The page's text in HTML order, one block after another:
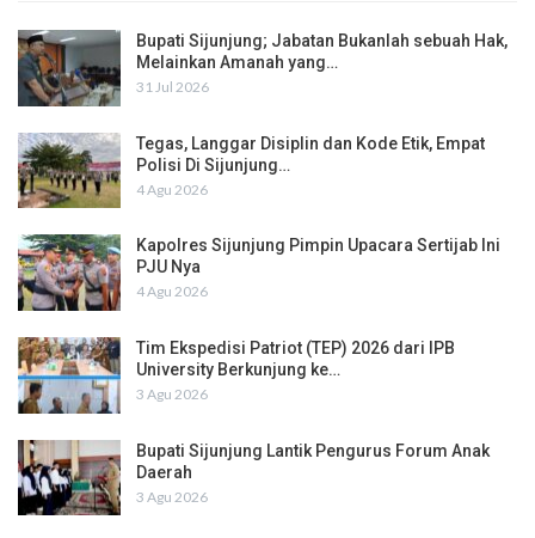
Bupati Sijunjung; Jabatan Bukanlah sebuah Hak,
Melainkan Amanah yang…
31 Jul 2026
Tegas, Langgar Disiplin dan Kode Etik, Empat
Polisi Di Sijunjung…
4 Agu 2026
Kapolres Sijunjung Pimpin Upacara Sertijab Ini
PJU Nya
4 Agu 2026
Tim Ekspedisi Patriot (TEP) 2026 dari IPB
University Berkunjung ke…
3 Agu 2026
Bupati Sijunjung Lantik Pengurus Forum Anak
Daerah
3 Agu 2026